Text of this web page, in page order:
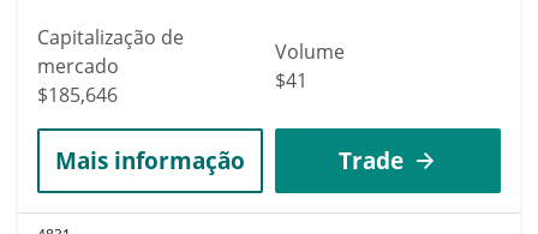
Capitalização de
mercado
$185,646
Volume
$41
Mais informação Trade